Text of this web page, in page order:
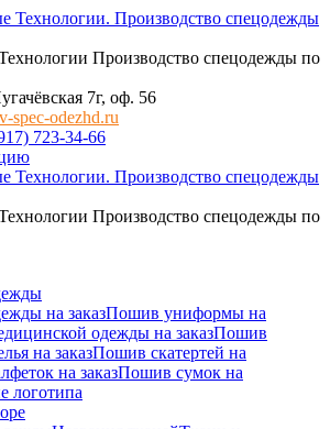
Производство спецодежды по
7г, оф. 56
spec-odezhd.ru
723-34-66
Производство спецодежды по
на заказПошив униформы на
одежды на заказПошив
на заказПошив скатертей на
на заказПошив сумок на
логотипа